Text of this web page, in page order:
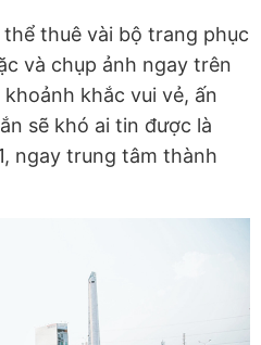
thuê vài bộ trang phục
và chụp ảnh ngay trên
khắc vui vẻ, ấn
sẽ khó ai tin được là
ngay trung tâm thành